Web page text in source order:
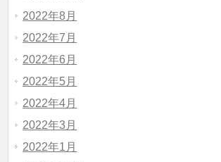
2022年8月
2022年7月
2022年6月
2022年5月
2022年4月
2022年3月
2022年1月